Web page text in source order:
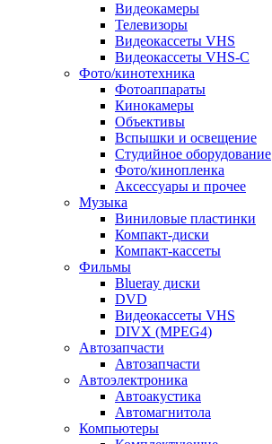
Видеокамеры
Телевизоры
Видеокассеты VHS
Видеокассеты VHS-C
Фото/кинотехника
Фотоаппараты
Кинокамеры
Объективы
Вспышки и освещение
Студийное оборудование
Фото/кинопленка
Аксессуары и прочее
Музыка
Виниловые пластинки
Компакт-диски
Компакт-кассеты
Фильмы
Blueray диски
DVD
Видеокассеты VHS
DIVX (MPEG4)
Автозапчасти
Автозапчасти
Автоэлектроника
Автоакустика
Автомагнитола
Компьютеры